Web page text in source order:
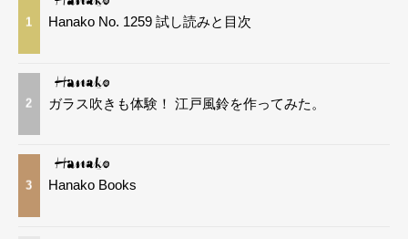
1 Hanako No. 1259 試し読みと目次
2 ガラス吹きも体験！ 江戸風鈴を作ってみた。
3 Hanako Books